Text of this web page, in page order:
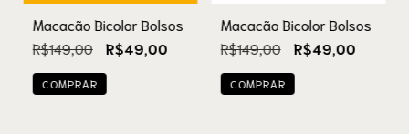
Macacão Bicolor Bolsos
R$149,00 R$49,00
COMPRAR
Macacão Bicolor Bolsos
R$149,00 R$49,00
COMPRAR